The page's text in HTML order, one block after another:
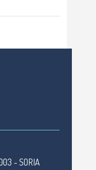
- SORIA